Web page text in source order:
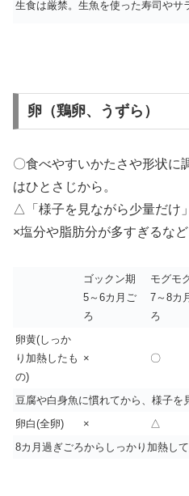
生食は厳禁。生魚を使った寿司やサ
卵（鶏卵、うずら）
〇食べやすいかたさや形状に
はひとさじから。
△「様子を見ながら少量だけ
×塩分や脂肪分が多すぎるな
ゴックン期
5～6カ月ご
ろ
モグモ
7～8カ
ろ
卵黄(しっか
り加熱したも
の)
× 〇
豆腐や白身魚に慣れてから、様子を
卵白(全卵)
× △
8カ月過ぎごろからしっかり加熱して